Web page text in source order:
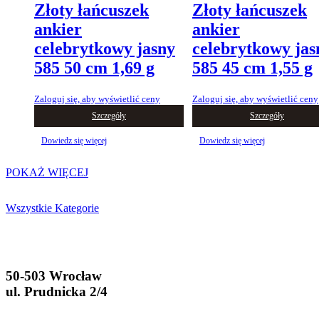
Złoty łańcuszek
ankier
celebrytkowy jasny
585 50 cm 1,69 g
Zaloguj się, aby wyświetlić ceny
Dowiedz się więcej
Szczegóły
Złoty łańcuszek
ankier
celebrytkowy
585 45 cm 1,55 g
Zaloguj się, aby wyświetlić ceny
Dowiedz się więcej
Szczegóły
POKAŻ WIĘCEJ
Wszystkie Kategorie
50-503 Wrocław
ul. Prudnicka 2/4